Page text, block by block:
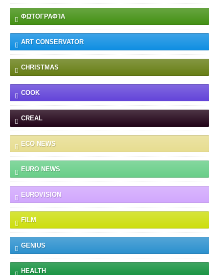
ΦΩΤΟΓΡΑΦΊΑ
ART CONSERVATOR
CHRISTMAS
COOK
CREAL
ECO NEWS
EURO NEWS
EUROVISION
FILM
GENIUS
HEALTH